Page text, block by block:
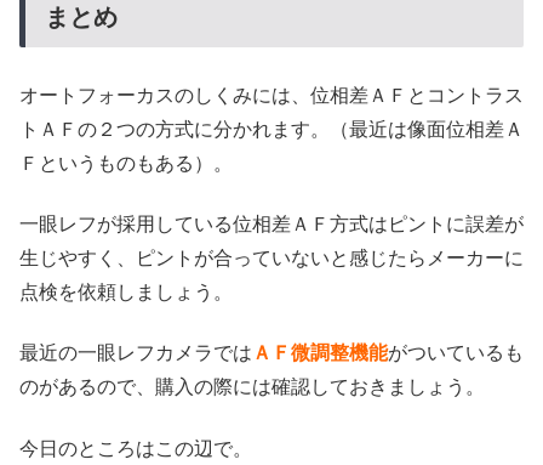
まとめ
オートフォーカスのしくみには、位相差ＡＦとコントラス
トＡＦの２つの方式に分かれます。（最近は像面位相差Ａ
Ｆというものもある）。
一眼レフが採用している位相差ＡＦ方式はピントに誤差が
生じやすく、ピントが合っていないと感じたらメーカーに
点検を依頼しましょう。
最近の一眼レフカメラでは ＡＦ微調整機能がついているも
のがあるので、購入の際には確認しておきましょう。
今日のところはこの辺で。